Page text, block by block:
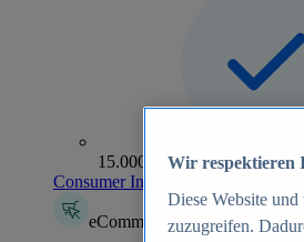
15.000+ Marken
Consumer Insights entdecken
eCommerce Insights
Wir respektieren
Diese Website und
zuzugreifen.